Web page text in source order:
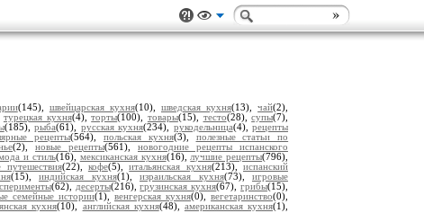
(145), швейцарская кухня(10), шведская кухня(13),чай(2),
турецкая кухня(4),торты(100), товары(15), тесто(28),супы(7),
(185),рыба(61), русская кухня(234), рукодельница(4),рецепты
рецепты(564), польская кухня(3), полезные статьи по
(2), новые рецепты(561), новогодние рецепты испанского
и стиль(16), мексиканская кухня(16), лучшие рецепты(796),
путешествия(22), кофе(5),итальянская кухня(213), испанский
(15), индийская кухня(1), израильская кухня(73), игровые
(62), десерты(216),грузинская кухня(67),грибы(15),
семейные истории(1), венгерская кухня(0), вегетаринство(0),
кухня(10), английская кухня(48), американская кухня(1),